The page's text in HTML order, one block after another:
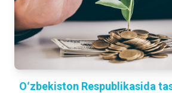
Oʻzbekiston Respublikasida